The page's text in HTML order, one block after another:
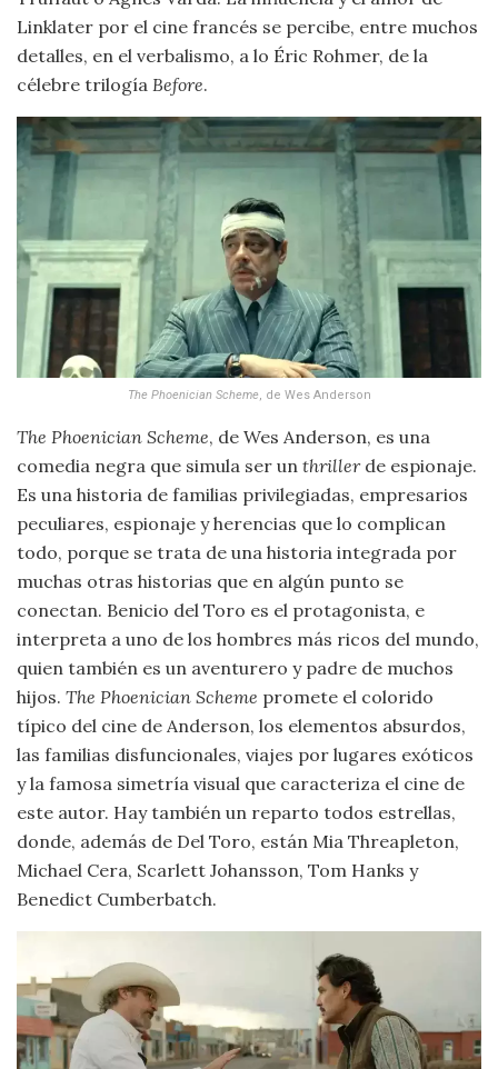
Linklater por el cine francés se percibe, entre muchos
detalles, en el verbalismo, a lo Éric Rohmer, de la
célebre trilogía Before.
The Phoenician Scheme , de Wes Anderson
The Phoenician Scheme, de Wes Anderson, es una
comedia negra que simula ser un thrillerde espionaje.
Es una historia de familias privilegiadas, empresarios
peculiares, espionaje y herencias que lo complican
todo, porque se trata de una historia integrada por
muchas otras historias que en algún punto se
conectan. Benicio del Toro es el protagonista, e
interpreta a uno de los hombres más ricos del mundo,
quien también es un aventurero y padre de muchos
hijos. The Phoenician Scheme promete el colorido
típico del cine de Anderson, los elementos absurdos,
las familias disfuncionales, viajes por lugares exóticos
y la famosa simetría visual que caracteriza el cine de
este autor. Hay también un reparto todos estrellas,
donde, además de Del Toro, están Mia Threapleton,
Michael Cera, Scarlett Johansson, Tom Hanks y
Benedict Cumberbatch.